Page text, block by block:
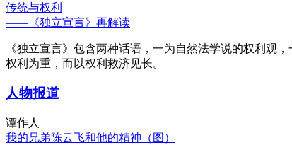
传统与权利
——《独立宣言》再解读
《独立宣言》包含两种话语，一为自然法学说的权利观
权利为重，而以权利救济见长。
人物报道
谭作人
我的兄弟陈云飞和他的精神（图）